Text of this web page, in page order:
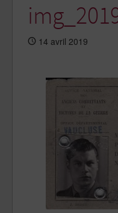
14 avril 2019